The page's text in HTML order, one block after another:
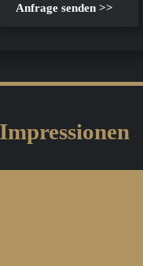
Anfrage senden >>
Impressionen